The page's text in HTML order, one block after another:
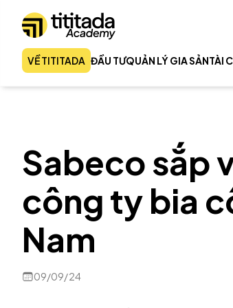
VỀ TITITADA ĐẦU TƯQUẢN LÝ GIA SẢNTÀI
Sabeco sắp
công ty bia
Nam
09/09/24